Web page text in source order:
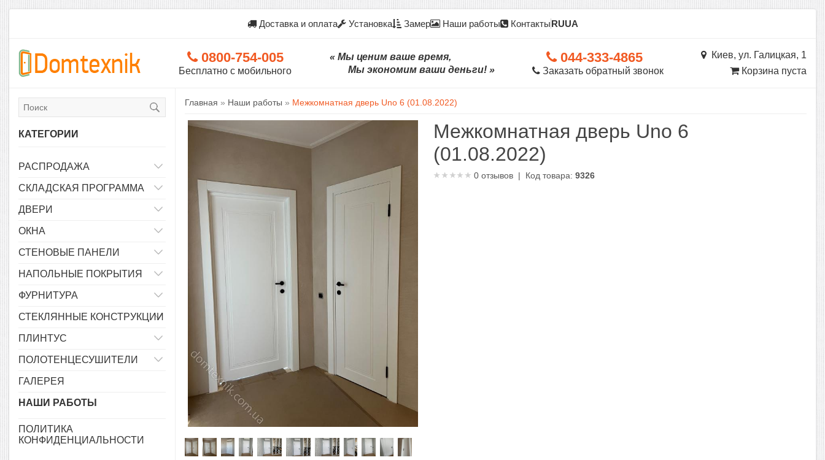
Доставка и оплата Установка Замер Наши работы КонтактыRUUA
0800-754-005
Бесплатно с мобильного
« Мы ценим ваше время,
Мы экономим ваши деньги! »
044-333-4865
Заказать обратный звонок
Киев, ул. Галицкая, 1
Корзина пуста
КАТЕГОРИИ
РАСПРОДАЖА
СКЛАДСКАЯ ПРОГРАММА
ДВЕРИ
ОКНА
СТЕНОВЫЕ ПАНЕЛИ
НАПОЛЬНЫЕ ПОКРЫТИЯ
ФУРНИТУРА
СТЕКЛЯННЫЕ КОНСТРУКЦИИ
ПЛИНТУС
ПОЛОТЕНЦЕСУШИТЕЛИ
ГАЛЕРЕЯ
НАШИ РАБОТЫ
ПОЛИТИКА
КОНФИДЕНЦИАЛЬНОСТИ
Главная » Наши работы » Межкомнатная дверь Uno 6 (01.08.2022)
Межкомнатная дверь Uno 6
(01.08.2022)
0 отзывов | Код товара:9326